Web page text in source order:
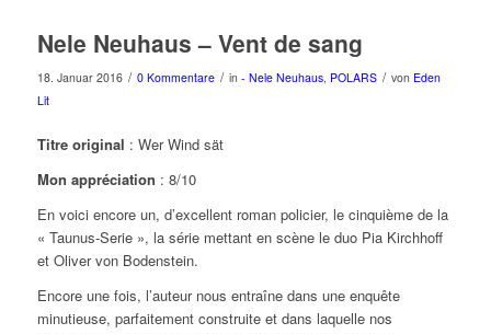
Nele Neuhaus – Vent de sang
18. Januar 2016 / 0 Kommentare / in - Nele Neuhaus, POLARS / von Eden
Lit
Titre original : Wer Wind sät
Mon appréciation : 8/10
En voici encore un, d’excellent roman policier, le cinquième de la
« Taunus-Serie », la série mettant en scène le duo Pia Kirchhoff
et Oliver von Bodenstein.
Encore une fois, l’auteur nous entraîne dans une enquête
minutieuse, parfaitement construite et dans laquelle nos